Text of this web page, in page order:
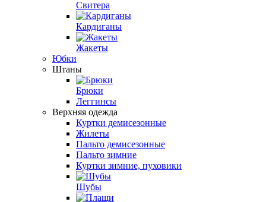
Свитера
Кардиганы
Жакеты
Юбки
Штаны
Брюки
Леггинсы
Верхняя одежда
Куртки демисезонные
Жилеты
Пальто демисезонные
Пальто зимние
Куртки зимние, пуховики
Шубы